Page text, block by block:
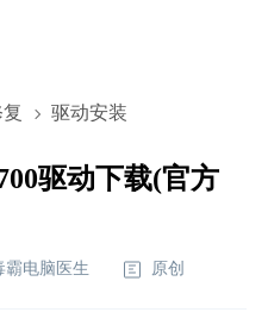
驱动安装
驱动下载(官方
霸电脑医生 原创